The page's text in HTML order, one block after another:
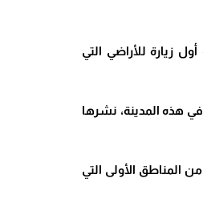
زيارة للأراضي التي
له مع جنود في هذه المدينة، نشرها
المناطق الأولى التي